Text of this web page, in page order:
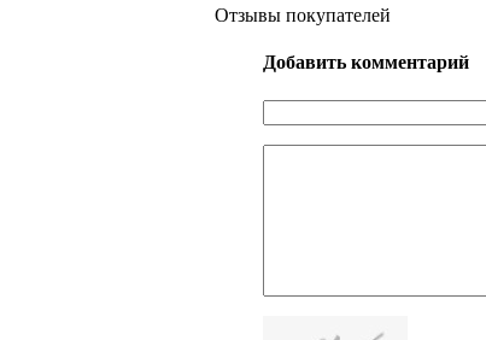
Отзывы покупателей
Добавить комментарий